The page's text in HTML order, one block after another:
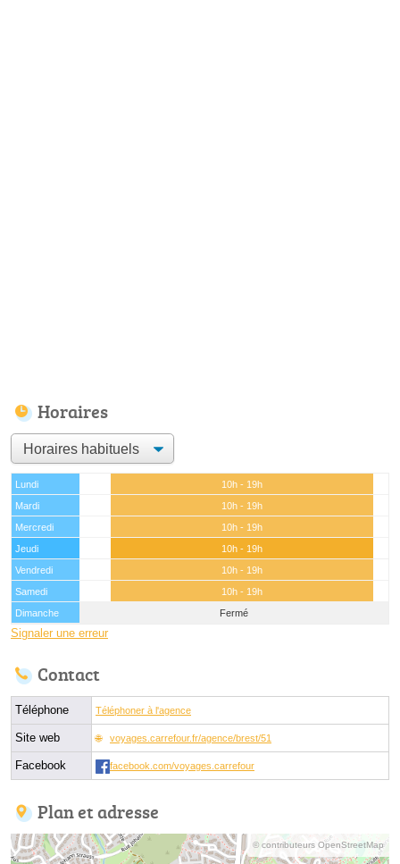
Horaires
Lundi
10h - 19h
Mardi
10h - 19h
Mercredi
10h - 19h
Jeudi
10h - 19h
Vendredi
10h - 19h
Samedi
10h - 19h
Dimanche
Fermé
Signaler une erreur
Contact
Téléphone Téléphoner à l'agence
Site web voyages.carrefour.fr/agence/brest/51
Facebook facebook.com/voyages.carrefour
Plan et adresse
© contributeurs OpenStreetMap